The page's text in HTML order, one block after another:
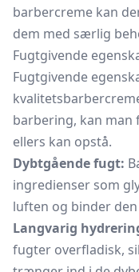
barbercreme kan
dem med særlig
Fugtgivende
Fugtgivende
barbering, kan
ellers kan opstå.
Dybtgående fugt:
ingredienser som
luften og binder
Langvarig
fugter overfladisk,